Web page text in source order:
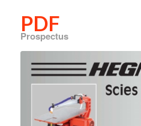
PDF
Prospectus